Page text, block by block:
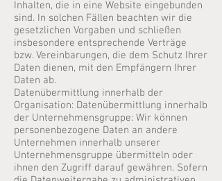
Inhalten, die in eine Website eingebunden
sind. In solchen Fällen beachten wir die
gesetzlichen Vorgaben und schließen
insbesondere entsprechende Verträge
bzw. Vereinbarungen, die dem Schutz Ihrer
Daten dienen, mit den Empfängern Ihrer
Daten ab.
Datenübermittlung innerhalb der
Organisation: Datenübermittlung innerhalb
der Unternehmensgruppe: Wir können
personenbezogene Daten an andere
Unternehmen innerhalb unserer
Unternehmensgruppe übermitteln oder
ihnen den Zugriff darauf gewähren. Sofern